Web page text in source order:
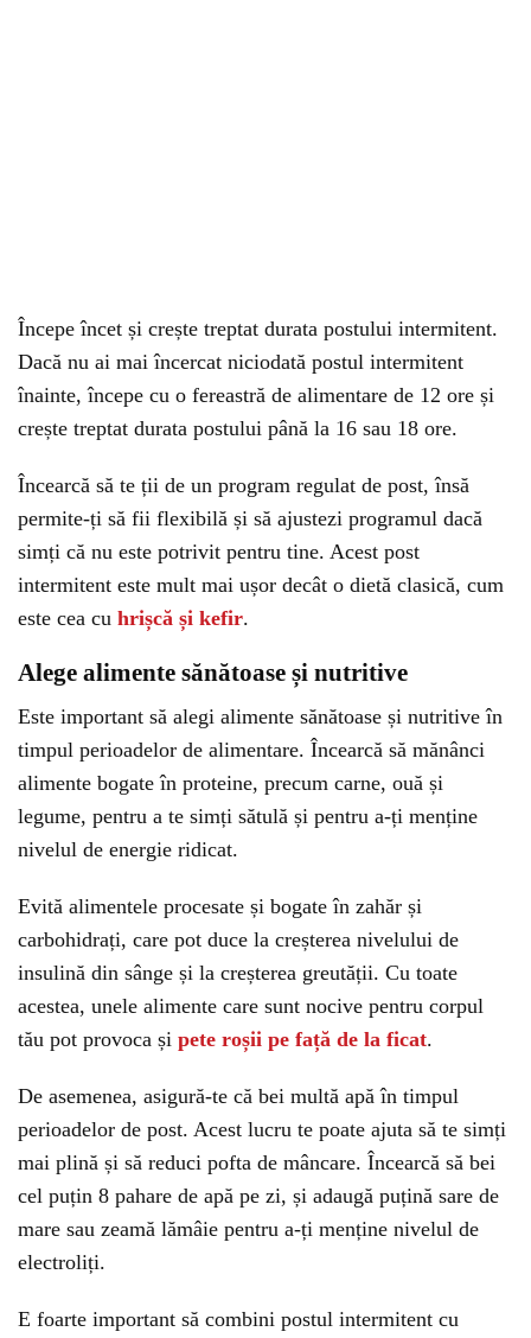
Începe încet și crește treptat durata postului intermitent.
Dacă nu ai mai încercat niciodată postul intermitent
înainte, începe cu o fereastră de alimentare de 12 ore și
crește treptat durata postului până la 16 sau 18 ore.
Încearcă să te ții de un program regulat de post, însă
permite-ți să fii flexibilă și să ajustezi programul dacă
simți că nu este potrivit pentru tine. Acest post
intermitent este mult mai ușor decât o dietă clasică, cum
este cea cu hrișcă și kefir.
Alege alimente sănătoase și nutritive
Este important să alegi alimente sănătoase și nutritive în
timpul perioadelor de alimentare. Încearcă să mănânci
alimente bogate în proteine, precum carne, ouă și
legume, pentru a te simți sătulă și pentru a-ți menține
nivelul de energie ridicat.
Evită alimentele procesate și bogate în zahăr și
carbohidrați, care pot duce la creșterea nivelului de
insulină din sânge și la creșterea greutății. Cu toate
acestea, unele alimente care sunt nocive pentru corpul
tău pot provoca și pete roșii pe față de la ficat.
De asemenea, asigură-te că bei multă apă în timpul
perioadelor de post. Acest lucru te poate ajuta să te simți
mai plină și să reduci pofta de mâncare. Încearcă să bei
cel puțin 8 pahare de apă pe zi, și adaugă puțină sare de
mare sau zeamă lămâie pentru a-ți menține nivelul de
electroliți.
E foarte important să combini postul intermitent cu